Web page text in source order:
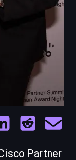
Partner